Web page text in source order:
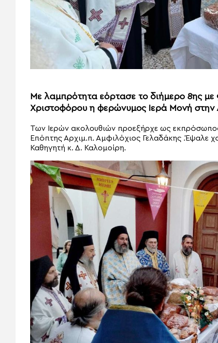
Με λαμπρότητα εόρτασε το διήμερο 8ης με
Χριστοφόρου η φερώνυμος Ιερά Μονή στην
Των Ιερών ακολουθιών προεξήρχε ως
Επόπτης Αρχιμ.π. Αμφιλόχιος Γελαδάκης .Έψαλε
Καθηγητή κ. Δ. Καλομοίρη.